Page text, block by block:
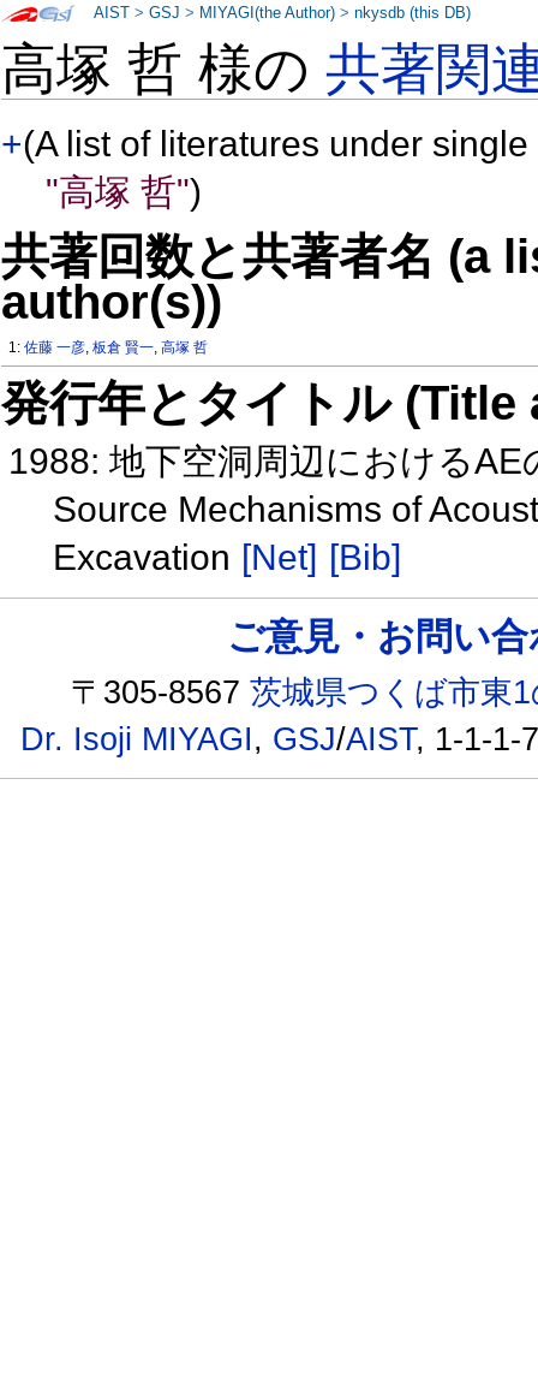
高塚 哲 様の共著関
+(A list of literatures under
"高塚 哲")
共著回数と共著者名 (a
author(s))
1:佐藤 一彦,板倉 賢一,高塚 哲
発行年とタイトル
1988: 地下空洞周辺における
Source Mechanisms of
Excavation [Net] [Bib]
AIST >GSJ > MIYAGI(the Author) >nkysdb (this DB)
ご意見・お問い
〒305-8567茨城県つくば市東
Dr. Isoji MIYAGI, GSJ/AIST, 1-1-1-